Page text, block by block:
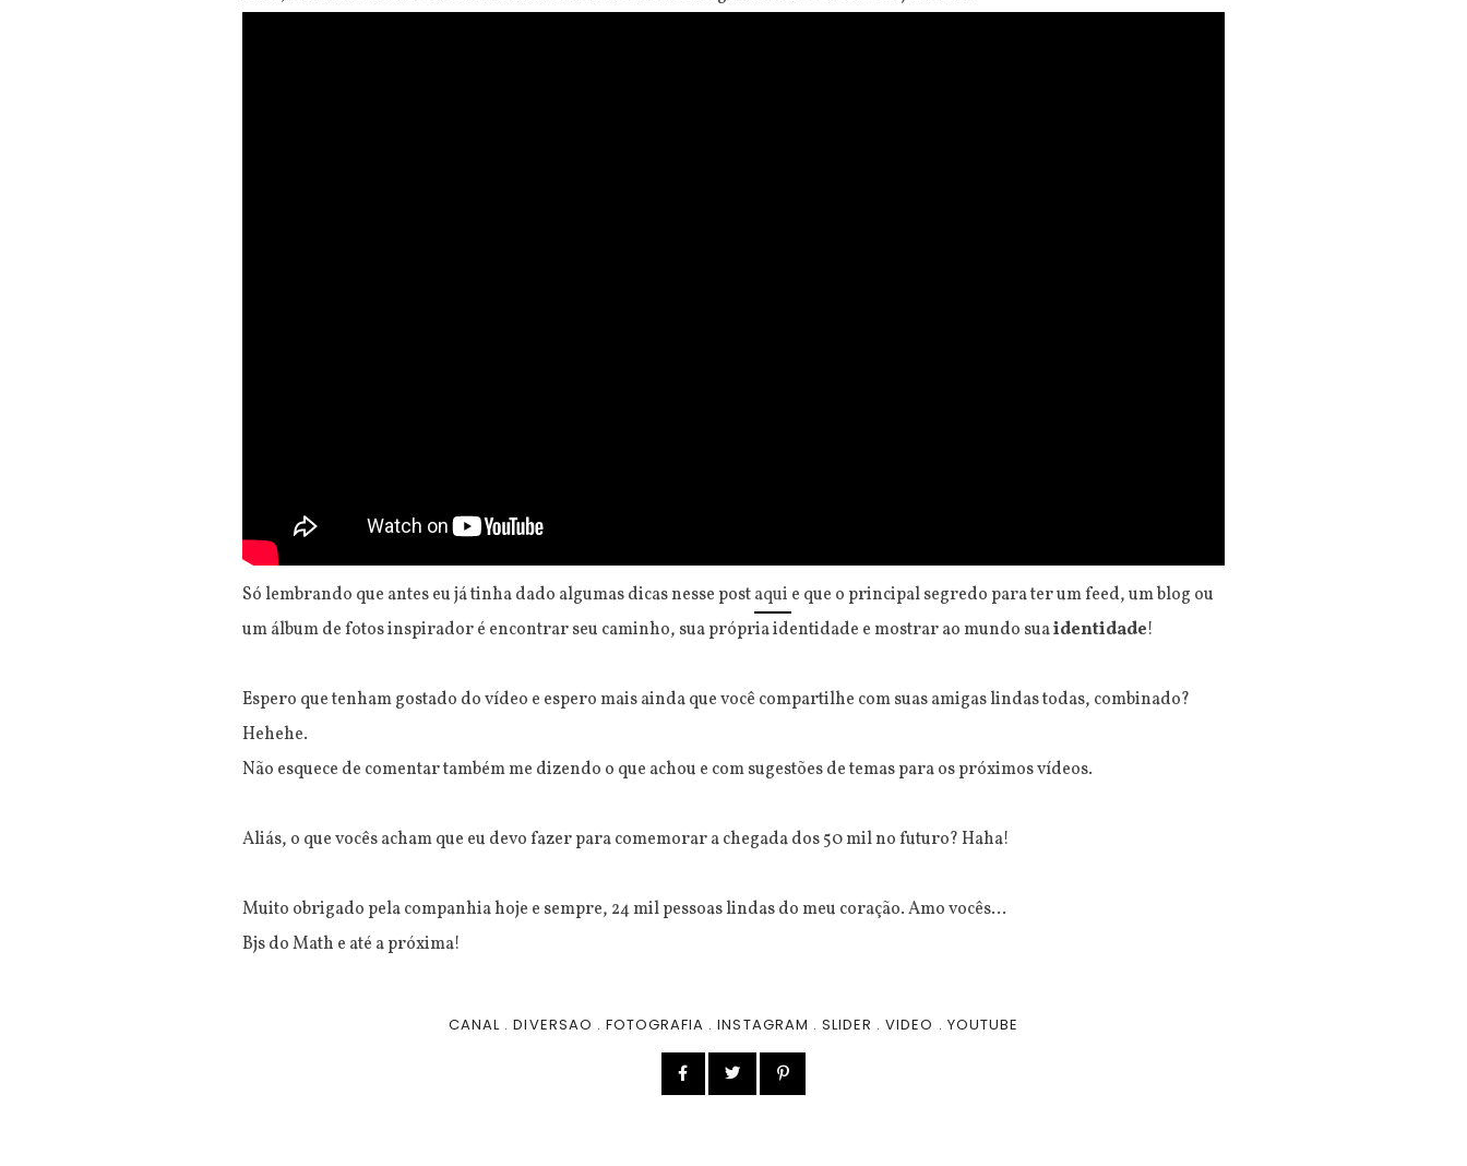
Só lembrando que antes eu já tinha dado algumas dicas nesse postaqui e que o principal segredo para ter um feed, um blog ou
um álbum de fotos inspirador é encontrar seu caminho, sua própria identidade e mostrar ao mundo suaidentidade!
Espero que tenham gostado do vídeo e espero mais ainda que você compartilhe com suas amigas lindas todas, combinado?
Hehehe.
Não esquece de comentar também me dizendo o que achou e com sugestões de temas para os próximos vídeos.
Aliás, o que vocês acham que eu devo fazer para comemorar a chegada dos 50 mil no futuro? Haha!
Muito obrigado pela companhia hoje e sempre, 24 mil pessoas lindas do meu coração. Amo vocês...
Bjs do Math e até a próxima!
CANAL .DIVERSAO . FOTOGRAFIA .INSTAGRAM . SLIDER .VIDEO . YOUTUBE